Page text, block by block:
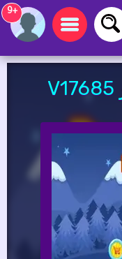
+9